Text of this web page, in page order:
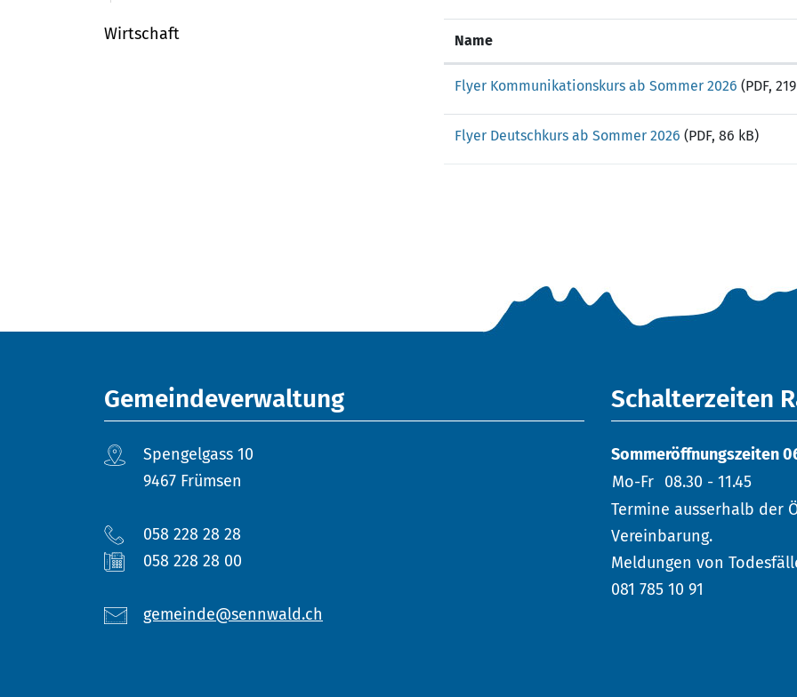
Wirtschaft Name
Flyer Kommunikationskurs ab Sommer 2026 (PDF,
Flyer Deutschkurs ab Sommer 2026 (PDF, 86 kB)
Gemeindeverwaltung
Spengelgass 10
9467 Frümsen
058 228 28 28
058 228 28 00
gemeinde@sennwald.ch
Schalterzeiten
Sommeröffnungszeiten
Mo-Fr 08.30 - 11.45
Termine ausserhalb der
Vereinbarung.
Meldungen von
081 785 10 91